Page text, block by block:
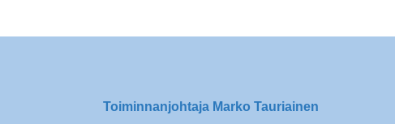
Toiminnanjohtaja Marko Tauriainen